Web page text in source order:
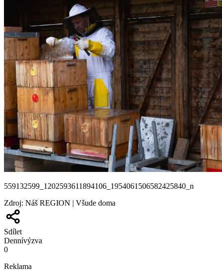
559132599_1202593611894106_1954061506582425840_n
Zdroj: Náš REGION | Všude doma
Sdílet
Dennívýzva
0
Reklama